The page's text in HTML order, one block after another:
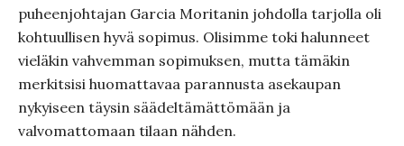
puheenjohtajan Garcia Moritanin johdolla tarjolla oli
kohtuullisen hyvä sopimus. Olisimme toki halunneet
vieläkin vahvemman sopimuksen, mutta tämäkin
merkitsisi huomattavaa parannusta asekaupan
nykyiseen täysin säädeltämättömään ja
valvomattomaan tilaan nähden.